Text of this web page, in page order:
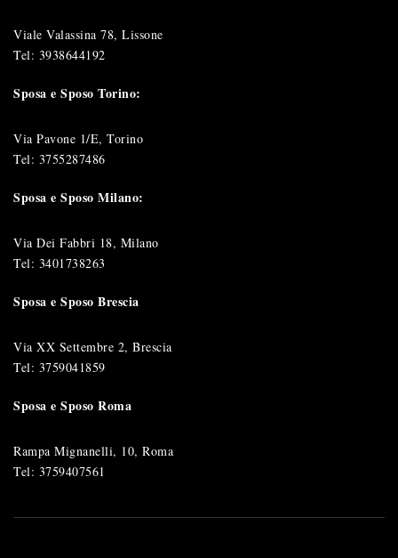
Viale Valassina 78, Lissone
Tel: 3938644192
Sposa e Sposo Torino:
Via Pavone 1/E, Torino
Tel: 3755287486
Sposa e Sposo Milano:
Via Dei Fabbri 18, Milano
Tel: 3401738263
Sposa e Sposo Brescia
Via XX Settembre 2, Brescia
Tel: 3759041859
Sposa e Sposo Roma
Rampa Mignanelli, 10, Roma
Tel: 3759407561